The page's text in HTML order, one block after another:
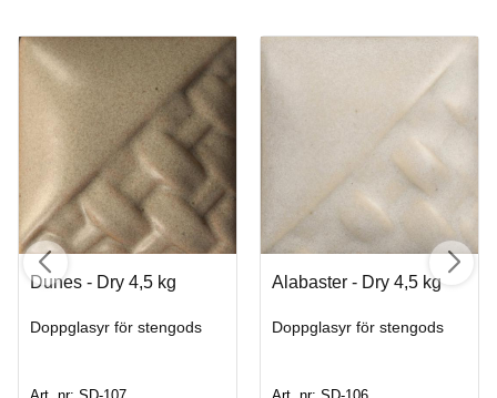
Dunes - Dry 4,5 kg
Doppglasyr för stengods
Alabaster - Dry 4,5 kg
Doppglasyr för stengods